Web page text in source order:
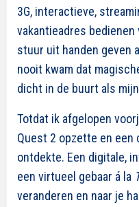
3G, interactieve,
vakantieadres
stuur uit handen geven
nooit kwam dat
dicht in de buurt als
Totdat ik afgelopen
Quest 2 opzette en een
ontdekte. Een digitale,
een virtueel gebaar á la
veranderen en naar je